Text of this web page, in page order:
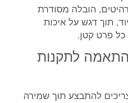
הובלה מסודרת
תוך דגש על איכות
פרט קטן.
בהתאמה לתקנות
צריכים להתבצע תוך שמירה